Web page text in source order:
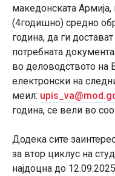
македонската
(4годишно) средно
година, да ги
потребната
во деловодството на
електронски на
меил:
година, се вели во
Додека сите
за втор циклус на
најдоцна до